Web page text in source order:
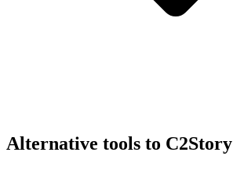
Alternative tools to C2Story